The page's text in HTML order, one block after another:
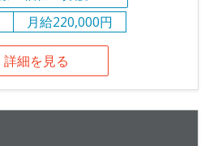
月給220,000円
詳細を見る